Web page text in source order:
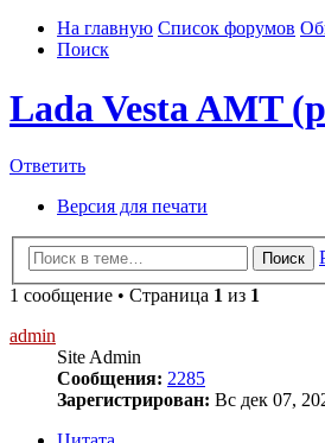
На главную Список форумов
Поиск
Lada Vesta AMT
Ответить
Версия для печати
Поиск
1 сообщение • Страница 1 из 1
admin
Site Admin
Сообщения: 2285
Зарегистрирован: Вс дек 07,